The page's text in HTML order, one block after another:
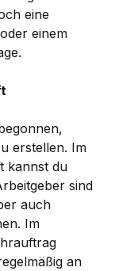
eine
einem
erstellen. Im
kannst du
sind
auch
Im
an